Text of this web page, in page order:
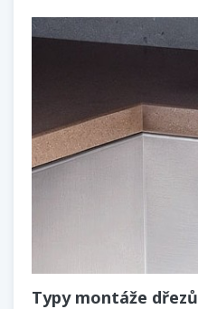
Typy montáže dřezů